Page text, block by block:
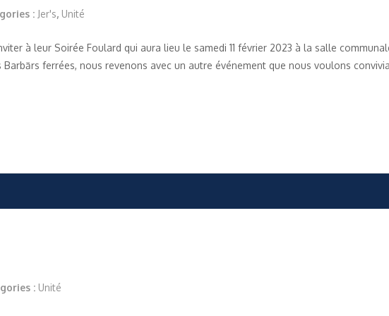
: Jer's, Unité
à leur Soirée Foulard qui aura lieu le samedi 11 février 2023 à la salle
Barbārs ferrées, nous revenons avec un autre événement que nous voulons
: Unité